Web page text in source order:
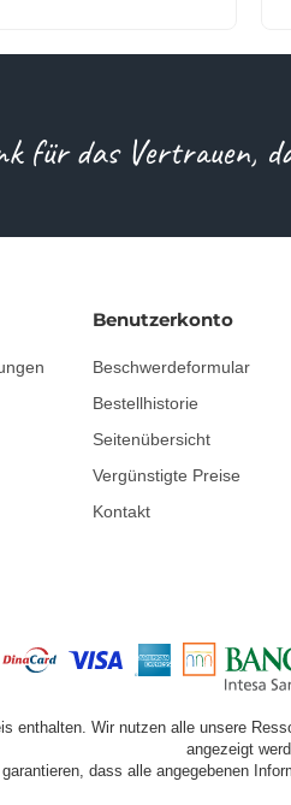
für das Vertrauen,
Benutzerkonto
Beschwerdeformular
Bestellhistorie
Seitenübersicht
Vergünstigte Preise
Kontakt
enthalten. Wir nutzen alle unsere
angezeigt
dass alle angegebenen